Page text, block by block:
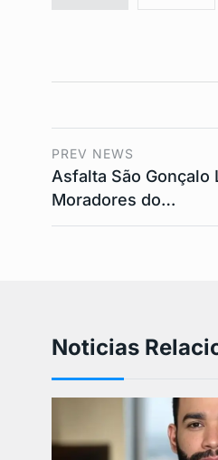
PREV NEWS
Asfalta São Gonçalo
Moradores do…
Noticias